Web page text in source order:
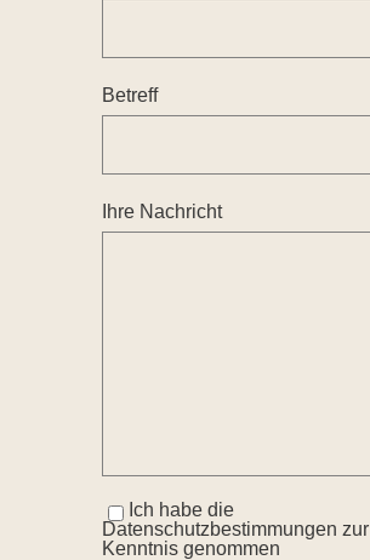
Betreff
Ihre Nachricht
Ich habe die
Datenschutzbestimmungen zur
Kenntnis genommen